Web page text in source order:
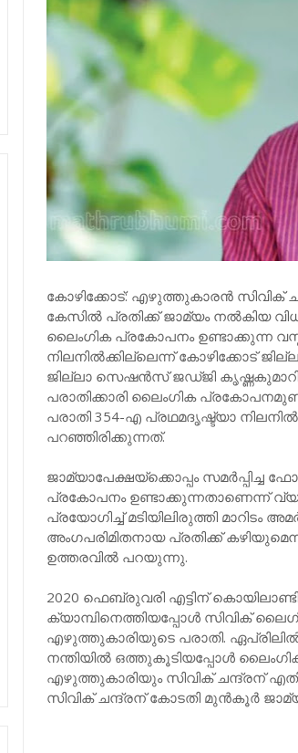
കോഴിക്കോട്: എഴുത്തുകാരന്‍ സിവിക്
കേസില്‍ പ്രതിക്ക് ജാമ്യം നല്‍കിയ
ലൈംഗിക പ്രകോപനം ഉണ്ടാക്കുന്ന
നിലനില്‍ക്കില്ലെന്ന് കോഴിക്കോട്
ജില്ലാ സെഷന്‍സ് ജഡ്ജി
പരാതിക്കാരി ലൈംഗിക
പരാതി 354-എ പ്രഥമദൃഷ്ട്യാ
പറഞ്ഞിരിക്കുന്നത്.
ജാമ്യാപേക്ഷയ്‌ക്കൊപ്പം സമര്‍പ്പിച്ച
പ്രകോപനം ഉണ്ടാക്കുന്നതാണെന്ന്
പ്രയോഗിച്ച് മടിയിലിരുത്തി
അംഗപരിമിതനായ പ്രതിക്ക്
ഉത്തരവില്‍ പറയുന്നു.
2020 ഫെബ്രുവരി എട്ടിന്
ക്യാമ്പിനെത്തിയപ്പോള്‍ സിവിക്
എഴുത്തുകാരിയുടെ പരാതി.
നന്തിയില്‍ ഒത്തുകൂടിയപ്പോള്‍
എഴുത്തുകാരിയും സിവിക് ചന്ദ്രന്
സിവിക് ചന്ദ്രന് കോടതി മുന്‍കൂര്‍